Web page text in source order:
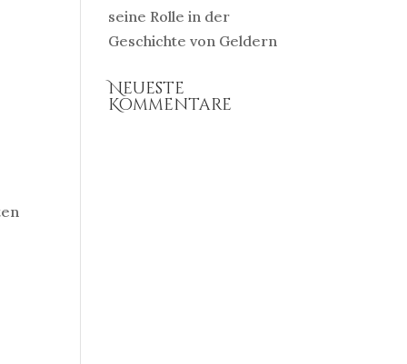
seine Rolle in der
Geschichte von Geldern
Neueste
Kommentare